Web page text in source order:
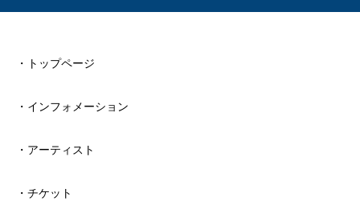
・トップページ
・インフォメーション
・アーティスト
・チケット